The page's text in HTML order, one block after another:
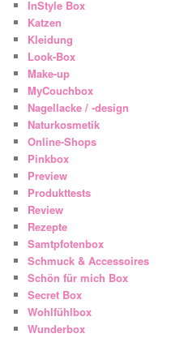
InStyle Box
Katzen
Kleidung
Look-Box
Make-up
MyCouchbox
Nagellacke / -design
Naturkosmetik
Online-Shops
Pinkbox
Preview
Produkttests
Review
Rezepte
Samtpfotenbox
Schmuck & Accessoires
Schön für mich Box
Secret Box
Wohlfühlbox
Wunderbox